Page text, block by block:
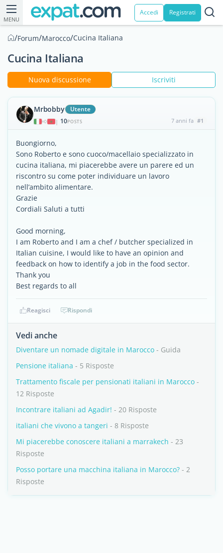
MENU
Accedi Registrati
/Forum/Marocco/Cucina Italiana
Cucina Italiana
Nuova discussione Iscriviti
Mrbobby Utente
| 10POSTS 7 anni fa #1
Buongiorno,
Sono Roberto e sono cuoco/macellaio specializzato in
cucina italiana, mi piacerebbe avere un parere ed un
riscontro su come poter individuare un lavoro
nell’ambito alimentare.
Grazie
Cordiali Saluti a tutti
Good morning,
I am Roberto and I am a chef / butcher specialized in
Italian cuisine, I would like to have an opinion and
feedback on how to identify a job in the food sector.
Thank you
Best regards to all
Reagisci Rispondi
Vedi anche
Diventare un nomade digitale in Marocco - Guida
Pensione italiana - 5 Risposte
Trattamento fiscale per pensionati italiani in Marocco -
12 Risposte
Incontrare italiani ad Agadir! - 20 Risposte
italiani che vivono a tangeri - 8 Risposte
Mi piacerebbe conoscere italiani a marrakech - 23
Risposte
Posso portare una macchina italiana in Marocco? - 2
Risposte